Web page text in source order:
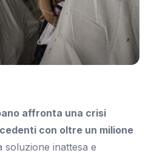
affronta una crisi
con oltre un milione
soluzione inattesa e